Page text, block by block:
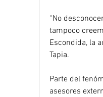
“No
tampoco
Escondida, la
Tapia.
Parte del
asesores